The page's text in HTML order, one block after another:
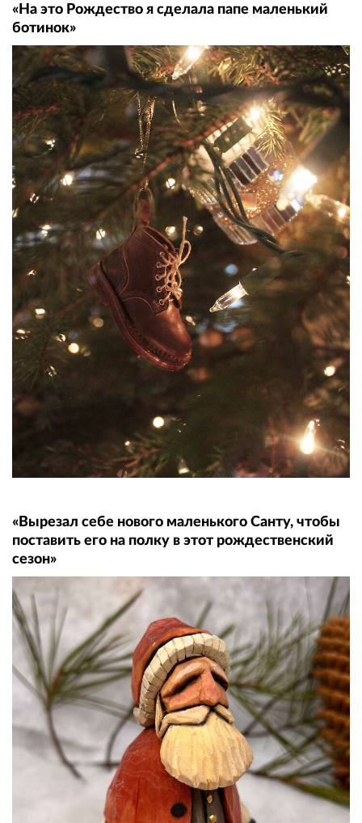
«На это Рождество я сделала папе маленький
ботинок»
«Вырезал себе нового маленького Санту, чтобы
поставить его на полку в этот рождественский
сезон»